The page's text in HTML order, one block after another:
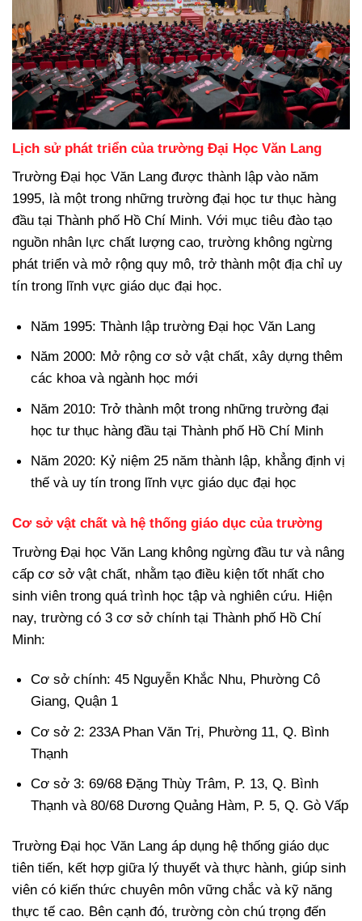
Lịch sử phát triển của trường Đại Học Văn Lang
Trường Đại học Văn Lang được thành lập vào năm
1995, là một trong những trường đại học tư thục hàng
đầu tại Thành phố Hồ Chí Minh. Với mục tiêu đào tạo
nguồn nhân lực chất lượng cao, trường không ngừng
phát triển và mở rộng quy mô, trở thành một địa chỉ uy
tín trong lĩnh vực giáo dục đại học.
Năm 1995: Thành lập trường Đại học Văn Lang
Năm 2000: Mở rộng cơ sở vật chất, xây dựng thêm
các khoa và ngành học mới
Năm 2010: Trở thành một trong những trường đại
học tư thục hàng đầu tại Thành phố Hồ Chí Minh
Năm 2020: Kỷ niệm 25 năm thành lập, khẳng định vị
thế và uy tín trong lĩnh vực giáo dục đại học
Cơ sở vật chất và hệ thống giáo dục của trường
Trường Đại học Văn Lang không ngừng đầu tư và nâng
cấp cơ sở vật chất, nhằm tạo điều kiện tốt nhất cho
sinh viên trong quá trình học tập và nghiên cứu. Hiện
nay, trường có 3 cơ sở chính tại Thành phố Hồ Chí
Minh:
Cơ sở chính: 45 Nguyễn Khắc Nhu, Phường Cô
Giang, Quận 1
Cơ sở 2: 233A Phan Văn Trị, Phường 11, Q. Bình
Thạnh
Cơ sở 3: 69/68 Đặng Thùy Trâm, P. 13, Q. Bình
Thạnh và 80/68 Dương Quảng Hàm, P. 5, Q. Gò Vấp
Trường Đại học Văn Lang áp dụng hệ thống giáo dục
tiên tiến, kết hợp giữa lý thuyết và thực hành, giúp sinh
viên có kiến thức chuyên môn vững chắc và kỹ năng
thực tế cao. Bên cạnh đó, trường còn chú trọng đến